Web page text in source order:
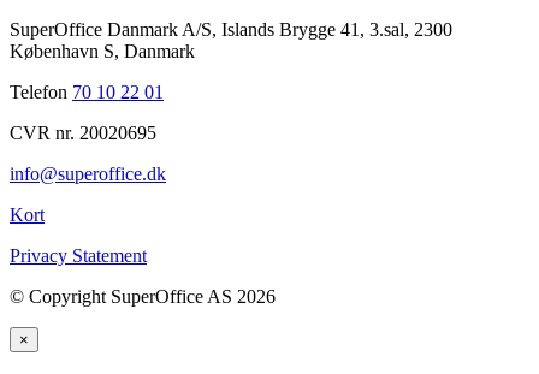
SuperOffice Danmark A/S, Islands Brygge 41, 3.sal, 2300
København S, Danmark
Telefon 70 10 22 01
CVR nr. 20020695
info@superoffice.dk
Kort
Privacy Statement
© Copyright SuperOffice AS 2026
×